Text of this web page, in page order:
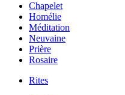
Chapelet
Homélie
Méditation
Neuvaine
Prière
Rosaire
Rites